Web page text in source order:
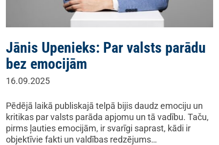
Jānis Upenieks: Par valsts parādu
bez emocijām
16.09.2025
Pēdējā laikā publiskajā telpā bijis daudz emociju un
kritikas par valsts parāda apjomu un tā vadību. Taču,
pirms ļauties emocijām, ir svarīgi saprast, kādi ir
objektīvie fakti un valdības redzējums…